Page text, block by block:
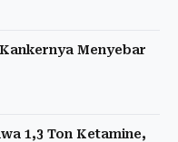
Menyebar
1,3 Ton Ketamine,